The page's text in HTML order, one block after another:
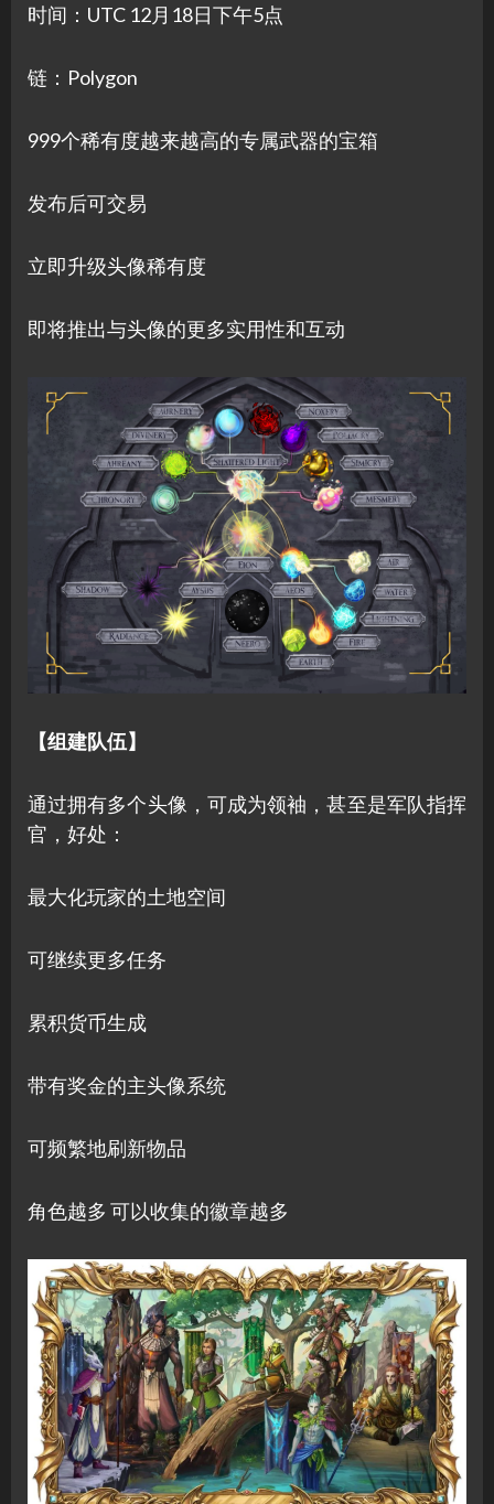
时间：UTC 12月18日下午5点
链：Polygon
999个稀有度越来越高的专属武器的宝箱
发布后可交易
立即升级头像稀有度
即将推出与头像的更多实用性和互动
【组建队伍】
通过拥有多个头像，可成为领袖，甚至是军队指挥
官，好处：
最大化玩家的土地空间
可继续更多任务
累积货币生成
带有奖金的主头像系统
可频繁地刷新物品
角色越多 可以收集的徽章越多